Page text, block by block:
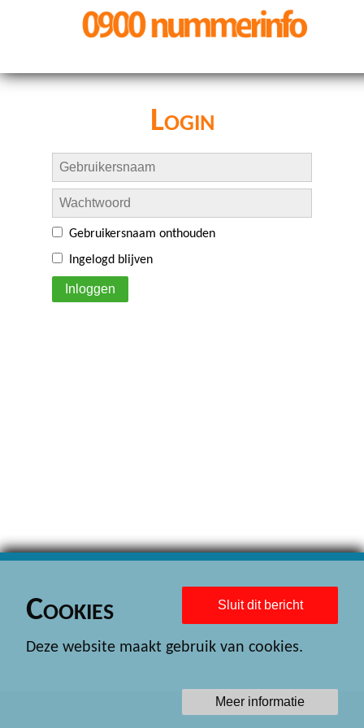
Login
Gebruikersnaam onthouden
Ingelogd blijven
Inloggen
Sluit dit bericht
Cookies
Deze website maakt gebruik van cookies.
Meer informatie